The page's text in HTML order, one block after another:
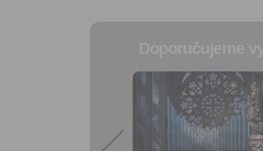
Přidat do
oblíbených
Sdílet:
Facebook
export do
kalendáře